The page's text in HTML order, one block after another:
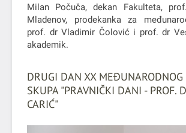
Milan Počuča, dekan Fakulteta,
Mladenov, prodekanka za
prof. dr Vladimir Čolović i prof. dr
akademik.
DRUGI DAN XX MEĐUNARODNOG
SKUPA "PRAVNIČKI DANI - PROF.
CARIĆ"